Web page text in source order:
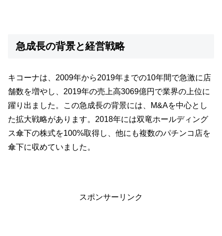
急成長の背景と経営戦略
キコーナは、2009年から2019年までの10年間で急激に店
舗数を増やし、2019年の売上高3069億円で業界の上位に
躍り出ました。この急成長の背景には、M&Aを中心とし
た拡大戦略があります。2018年には双竜ホールディング
ス傘下の株式を100%取得し、他にも複数のパチンコ店を
傘下に収めていました。
スポンサーリンク